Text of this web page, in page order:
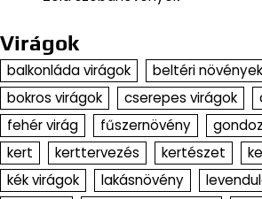
Virágok
balkonláda virágok beltéri növények
bokros virágok
cserepes virágok
fehér virág
fűszernövény
kert
kerttervezés kertészet
kék virágok
lakásnövény